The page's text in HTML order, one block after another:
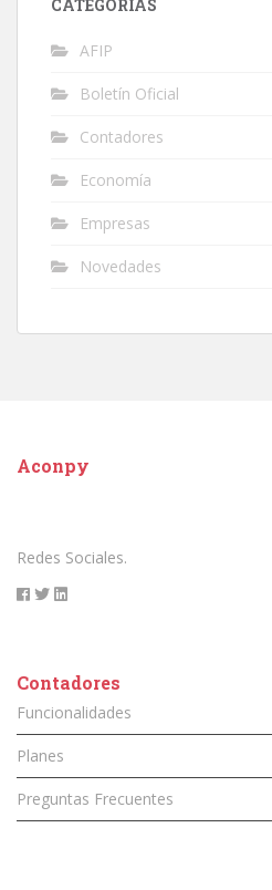
CATEGORÍAS
AFIP
Boletín Oficial
Contadores
Economía
Empresas
Novedades
Aconpy
Redes Sociales.
Contadores
Funcionalidades
Planes
Preguntas Frecuentes